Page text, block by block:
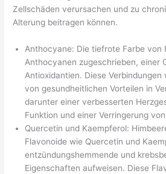
Zellschäden verursachen und zu
Alterung beitragen können.
Anthocyane: Die tiefrote Farbe von
Anthocyanen zugeschrieben, einer
Antioxidantien. Diese Verbindungen
von gesundheitlichen Vorteilen in
darunter einer verbesserten
Funktion und einer Verringerung
Quercetin und Kaempferol:
Flavonoide wie Quercetin und
entzündungshemmende und
Eigenschaften aufweisen. Diese